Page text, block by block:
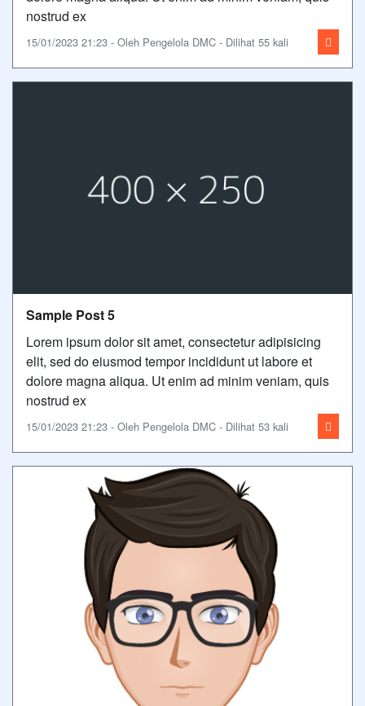
nostrud ex
15/01/2023 21:23 - Oleh Pengelola DMC - Dilihat 55 kali
Sample Post 5
Lorem ipsum dolor sit amet, consectetur adipisicing
elit, sed do eiusmod tempor incididunt ut labore et
dolore magna aliqua. Ut enim ad minim veniam, quis
nostrud ex
15/01/2023 21:23 - Oleh Pengelola DMC - Dilihat 53 kali